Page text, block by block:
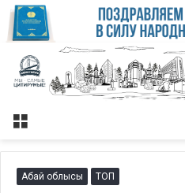
Меню
Абай облысы ТОП